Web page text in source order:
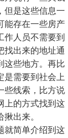
但是这些信息一
能存在一些房产
作人员不需要到
找出来的地址通
这些地方。再比
是需要到社会上
些线索，比方说
上的方式找到这
出来。
就简单介绍到这